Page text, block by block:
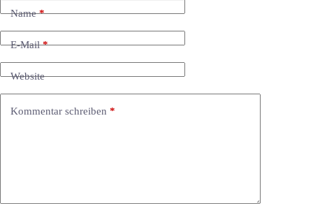
Name*
E-Mail*
Website
Kommentar schreiben *